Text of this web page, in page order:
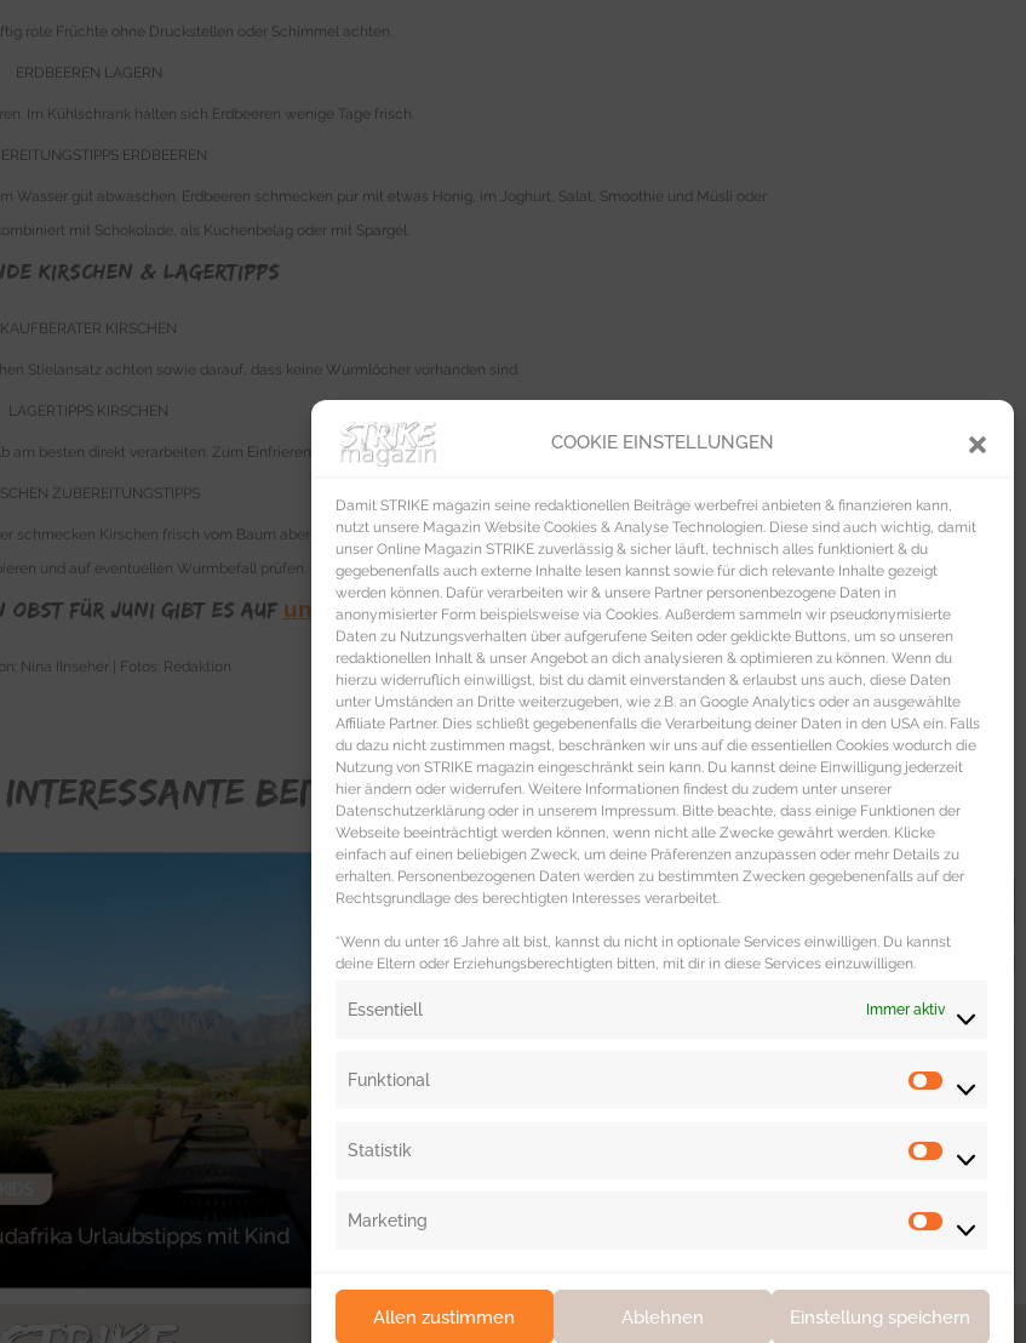
COOKIE EINSTELLUNGEN
Damit STRIKE magazin seine redaktionellen Beiträge werbefrei anbieten & finanzieren kann,
nutzt unsere Magazin Website Cookies & Analyse Technologien. Diese sind auch wichtig, damit
unser Online Magazin STRIKE zuverlässig & sicher läuft, technisch alles funktioniert & du
gegebenenfalls auch externe Inhalte lesen kannst sowie für dich relevante Inhalte gezeigt
werden können. Dafür verarbeiten wir & unsere Partner personenbezogene Daten in
anonymisierter Form beispielsweise via Cookies. Außerdem sammeln wir pseudonymisierte
Daten zu Nutzungsverhalten über aufgerufene Seiten oder geklickte Buttons, um so unseren
redaktionellen Inhalt & unser Angebot an dich analysieren & optimieren zu können. Wenn du
hierzu widerruflich einwilligst, bist du damit einverstanden & erlaubst uns auch, diese Daten
unter Umständen an Dritte weiterzugeben, wie z.B. an Google Analytics oder an ausgewählte
Affiliate Partner. Dies schließt gegebenenfalls die Verarbeitung deiner Daten in den USA ein. Falls
du dazu nicht zustimmen magst, beschränken wir uns auf die essentiellen Cookies wodurch die
Nutzung von STRIKE magazin eingeschränkt sein kann. Du kannst deine Einwilligung jederzeit
hier ändern oder widerrufen. Weitere Informationen findest du zudem unter unserer
Datenschutzerklärung oder in unserem Impressum. Bitte beachte, dass einige Funktionen der
Webseite beeinträchtigt werden können, wenn nicht alle Zwecke gewährt werden. Klicke
einfach auf einen beliebigen Zweck, um deine Präferenzen anzupassen oder mehr Details zu
erhalten. Personenbezogenen Daten werden zu bestimmten Zwecken gegebenenfalls auf der
Rechtsgrundlage des berechtigten Interesses verarbeitet.
*Wenn du unter 16 Jahre alt bist, kannst du nicht in optionale Services einwilligen. Du kannst
deine Eltern oder Erziehungsberechtigten bitten, mit dir in diese Services einzuwilligen.
Essentiell Immer aktiv
Funktional
Statistik
Marketing
Allen zustimmen Ablehnen Einstellung speichern
rote Früchte ohne Druckstellen oder Schimmel achten.
ERDBEEREN LAGERN
Im Kühlschrank halten sich Erdbeeren wenige Tage frisch.
ERDBEEREN
gut abwaschen. Erdbeeren schmecken pur mit etwas Honig, im Joghurt, Salat, Smoothie und Müsli oder
mit Schokolade, als Kuchenbelag oder mit Spargel.
Kirschen & Lagertipps
KAUFBERATER KIRSCHEN
Stielansatz achten sowie darauf, dass keine Wurmlöcher vorhanden sind.
LAGERTIPPS KIRSCHEN
besten direkt verarbeiten. Zum Einfrieren den Stein (Kern) behalten.
ZUBEREITUNGSTIPPS
schmecken Kirschen frisch vom Baum aber auch als Marmelade, Kompott oder in Aufläufen. Kirschen vor dem
und auf eventuellen Wurmbefall prüfen.
Obst für Juni gibt es auf unserer Rezeptseite.
Nina Ilnseher | Fotos: Redaktion
BEITRÄGE FÜR DICH
Urlaubstipps mit Kind